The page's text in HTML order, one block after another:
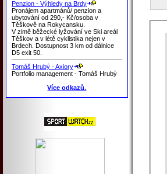
Penzion - Výhledy na Brdy
Pronájem apartmánů/ penzion a
ubytování od 290,- Kč/osoba v
Těškově na Rokycansku.
V zimě běžecké lyžování ve Ski areál
Těškov a v létě cyklistika nejen v
Brdech. Dostupnost 3 km od dálnice
D5 exit 50.
Tomáš Hrubý - Axiory
Portfolio management - Tomáš Hrubý
Více odkazů.